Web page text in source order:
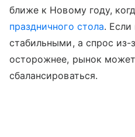
ближе к Новому году,
праздничного стола. Если
стабильными, а спрос из-
осторожнее, рынок
сбалансироваться.